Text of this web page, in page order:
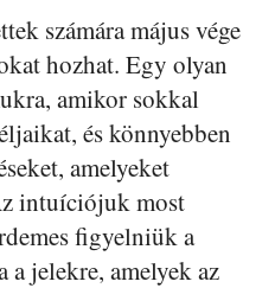
számára május vége
hozhat. Egy olyan
amikor sokkal
és könnyebben
amelyeket
intuíciójuk most
figyelniük a
a jelekre, amelyek az